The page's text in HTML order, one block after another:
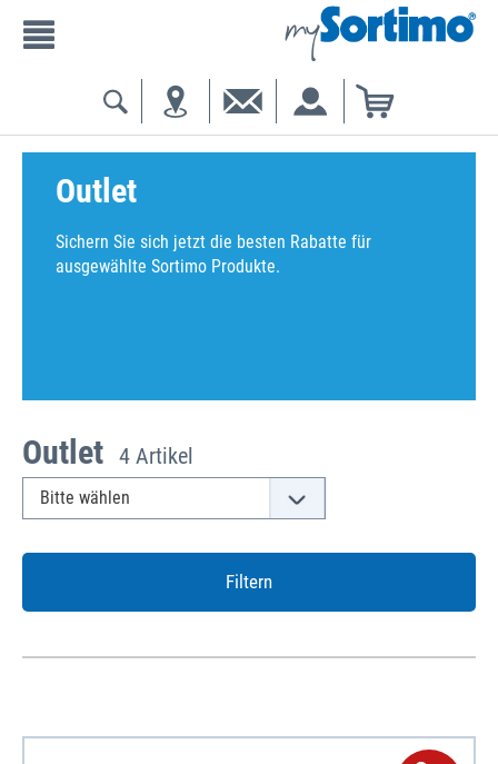
Outlet
Sichern Sie sich jetzt die besten Rabatte für
ausgewählte Sortimo Produkte.
Outlet 4 Artikel
Filtern